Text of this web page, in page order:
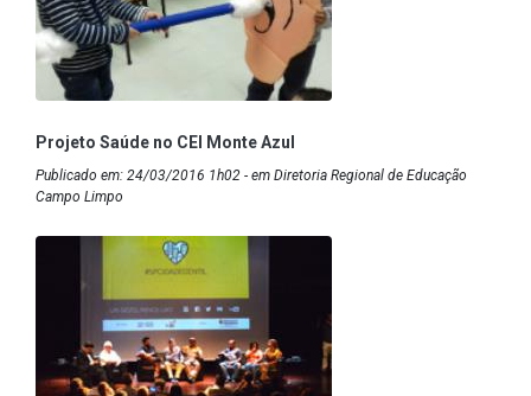
Projeto Saúde no CEI Monte Azul
Publicado em: 24/03/2016 1h02 - em Diretoria Regional de Educação
Campo Limpo